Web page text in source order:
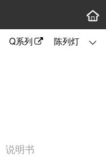
Q系列 陈列灯 拼
说明书